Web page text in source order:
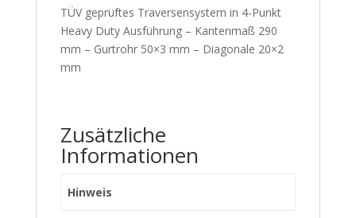
TÜV geprüftes Traversensystem in 4-Punkt
Heavy Duty Ausführung – Kantenmaß 290
mm – Gurtrohr 50×3 mm – Diagonale 20×2
mm
Zusätzliche
Informationen
Hinweis